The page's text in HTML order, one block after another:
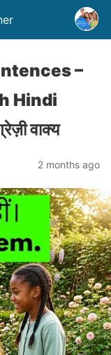
–
Hindi
वाक्य
2 months ago